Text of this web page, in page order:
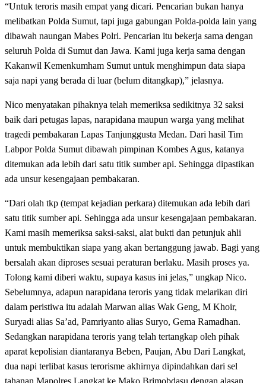
“Untuk teroris masih empat yang dicari. Pencarian bukan hanya
melibatkan Polda Sumut, tapi juga gabungan Polda-polda lain yang
dibawah naungan Mabes Polri. Pencarian itu bekerja sama dengan
seluruh Polda di Sumut dan Jawa. Kami juga kerja sama dengan
Kakanwil Kemenkumham Sumut untuk menghimpun data siapa
saja napi yang berada di luar (belum ditangkap),” jelasnya.
Nico menyatakan pihaknya telah memeriksa sedikitnya 32 saksi
baik dari petugas lapas, narapidana maupun warga yang melihat
tragedi pembakaran Lapas Tanjunggusta Medan. Dari hasil Tim
Labpor Polda Sumut dibawah pimpinan Kombes Agus, katanya
ditemukan ada lebih dari satu titik sumber api. Sehingga dipastikan
ada unsur kesengajaan pembakaran.
“Dari olah tkp (tempat kejadian perkara) ditemukan ada lebih dari
satu titik sumber api. Sehingga ada unsur kesengajaan pembakaran.
Kami masih memeriksa saksi-saksi, alat bukti dan petunjuk ahli
untuk membuktikan siapa yang akan bertanggung jawab. Bagi yang
bersalah akan diproses sesuai peraturan berlaku. Masih proses ya.
Tolong kami diberi waktu, supaya kasus ini jelas,” ungkap Nico.
Sebelumnya, adapun narapidana teroris yang tidak melarikan diri
dalam peristiwa itu adalah Marwan alias Wak Geng, M Khoir,
Suryadi alias Sa’ad, Pamriyanto alias Suryo, Gema Ramadhan.
Sedangkan narapidana teroris yang telah tertangkap oleh pihak
aparat kepolisian diantaranya Beben, Paujan, Abu Dari Langkat,
dua napi terlibat kasus terorisme akhirnya dipindahkan dari sel
tahanan Mapolres Langkat ke Mako Brimobdasu dengan alasan